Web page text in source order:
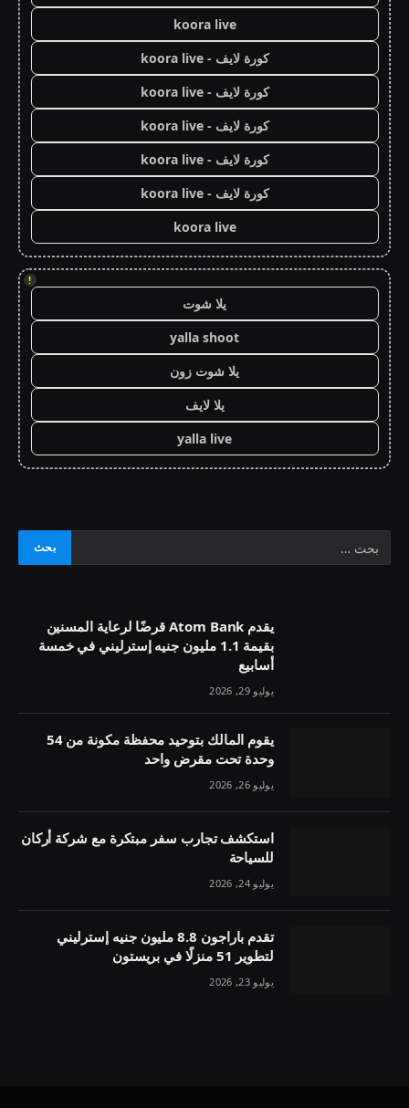
koora live
كورة لايف - koora live
كورة لايف - koora live
كورة لايف - koora live
كورة لايف - koora live
كورة لايف - koora live
koora live
!
يلا شوت
yalla shoot
يلا شوت زون
يلا لايف
yalla live
يقدم Atom Bank قرضًا لرعاية المسنين
بقيمة 1.1 مليون جنيه إسترليني في خمسة
أسابيع
يوليو 29, 2026
يقوم المالك بتوحيد محفظة مكونة من 54
وحدة تحت مقرض واحد
يوليو 26, 2026
استكشف تجارب سفر مبتكرة مع شركة أركان
للسياحة
يوليو 24, 2026
تقدم باراجون 8.8 مليون جنيه إسترليني
لتطوير 51 منزلًا في بريستون
يوليو 23, 2026